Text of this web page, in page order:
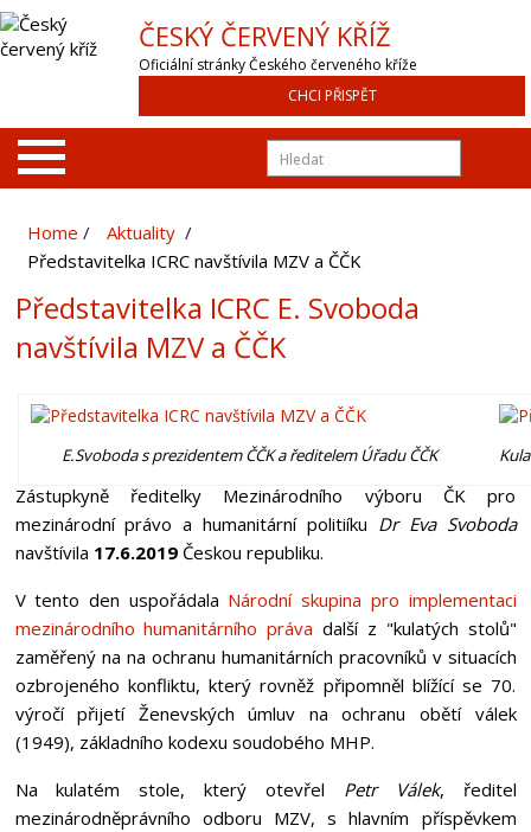
ČESKÝ ČERVENÝ KŘÍŽ
Oficiální stránky Českého červeného kříže
CHCI PŘISPĚT
Home
Aktuality
Představitelka ICRC navštívila MZV a ČČK
Představitelka ICRC E. Svoboda
navštívila MZV a ČČK
E.Svoboda s prezidentem ČČK a ředitelem Úřadu ČČK
Zástupkyně ředitelky Mezinárodního výboru ČK pro
mezinárodní právo a humanitární politiíku Dr Eva Svoboda
navštívila 17.6.2019Českou republiku.
V tento den uspořádala Národní skupina pro implementaci
mezinárodního humanitárního práva další z "kulatých stolů"
zaměřený na na ochranu humanitárních pracovníků v situacích
ozbrojeného konfliktu, který rovněž připomněl blížící se 70.
výročí přijetí Ženevských úmluv na ochranu obětí válek
(1949), základního kodexu soudobého MHP.
Na kulatém stole, který otevřel Petr Válek, ředitel
mezinárodněprávního odboru MZV, s hlavním příspěvkem